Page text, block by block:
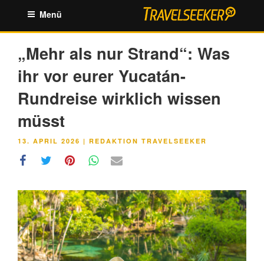
springen
Menü
„Mehr als nur Strand“: Was
ihr vor eurer Yucatán-
Rundreise wirklich wissen
müsst
VERÖFFENTLICHT
13. APRIL 2026 | REDAKTION TRAVELSEEKER